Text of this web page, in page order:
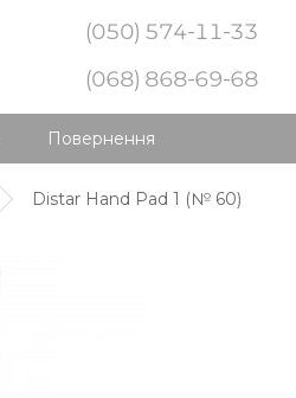
(050) 574-11-33
(068) 868-69-68
Повернення
Distar Hand Pad 1 (№ 60)